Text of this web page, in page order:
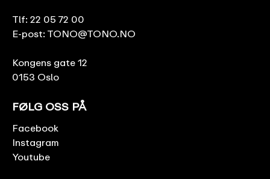
Tlf: 22 05 72 00
E-post: TONO@TONO.NO
Kongens gate 12
0153 Oslo
FØLG OSS PÅ
Facebook
Instagram
Youtube